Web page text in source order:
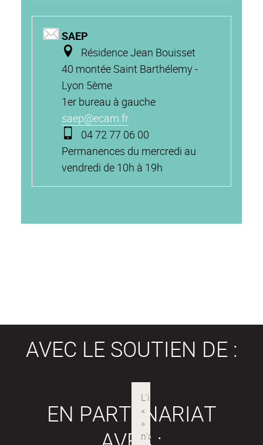
SAEP
Résidence Jean Bouisset
40 montée Saint Barthélemy -
Lyon 5ème
1er bureau à gauche
saep@ecam.fr
04 72 77 06 00
Permanences du mercredi au
vendredi de 10h à 19h
AVEC LE SOUTIEN DE :
EN PARTENARIAT